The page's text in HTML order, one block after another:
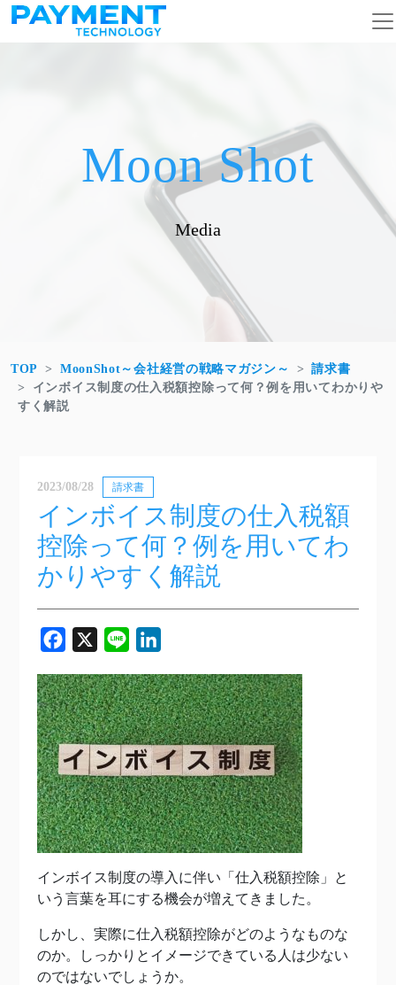
コンテンツへスキップ
メインナビゲーション
Moon Shot
Media
TOP MoonShot～会社経営の戦略マガジン～
請求書
インボイス制度の仕入税額控除って何？例を用いてわかりや
すく解説
2023/08/28 請求書
インボイス制度の仕入税額
控除って何？例を用いてわ
かりやすく解説
Facebook
X Line
インボイス制度の導入に伴い「仕入税額控除」と
いう言葉を耳にする機会が増えてきました。
しかし、実際に仕入税額控除がどのようなものな
のか。しっかりとイメージできている人は少ない
のではないでしょうか。